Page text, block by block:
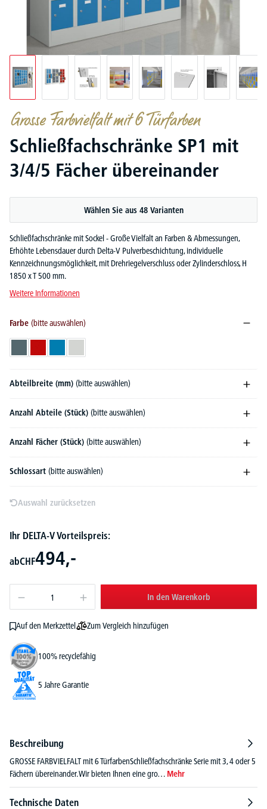
Grosse Farbvielfalt mit 6 Türfarben
Schließfachschränke SP1 mit
3/4/5 Fächer übereinander
Wählen Sie aus 48 Varianten
Schließfachschränke mit Sockel - Große Vielfalt an Farben & Abmessungen,
Erhöhte Lebensdauer durch Delta-V Pulverbeschichtung, individuelle
Kennzeichnungsmöglichkeit, mit Drehriegelverschluss oder Zylinderschloss, H
1850 x T 500 mm.
Weitere Informationen
Farbe (bitte auswählen)
Abteilbreite (mm) (bitte auswählen)
Anzahl Abteile (Stück) (bitte auswählen)
Anzahl Fächer (Stück) (bitte auswählen)
Schlossart (bitte auswählen)
Auswahl zurücksetzen
Ihr DELTA-V Vorteilspreis:
abCHF494,-
In den Warenkorb
Auf den Merkzettel Zum Vergleich hinzufügen
100% recyclefähig
5 Jahre Garantie
Beschreibung
GROSSE FARBVIELFALT mit 6 TürfarbenSchließfachschränke Serie mit 3, 4 oder 5
Fächern übereinander. Wir bieten Ihnen eine gro… Mehr
Technische Daten